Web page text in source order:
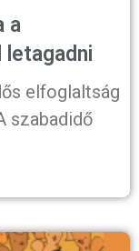
a
letagadni
elfoglaltság
szabadidő